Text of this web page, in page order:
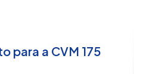
QI
para a CVM 175